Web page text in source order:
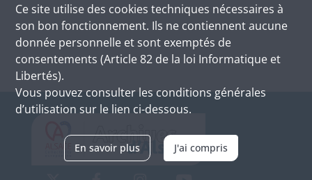
Ce site utilise des cookies techniques nécessaires à
son bon fonctionnement. Ils ne contiennent aucune
donnée personnelle et sont exemptés de
consentements (Article 82 de la loi Informatique et
Libertés).
Vous pouvez consulter les conditions générales
d’utilisation sur le lien ci-dessous.
En savoir plus J'ai compris